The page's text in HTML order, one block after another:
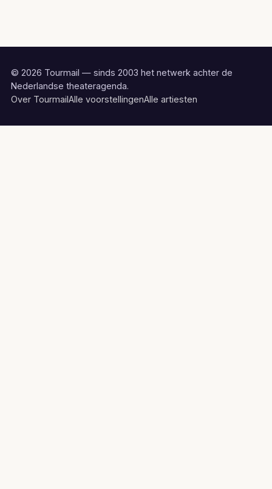
© 2026 Tourmail — sinds 2003 het netwerk achter de
Nederlandse theateragenda.
Over TourmailAlle voorstellingenAlle artiesten